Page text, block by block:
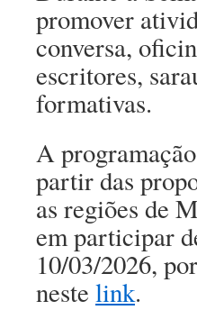
promover
conversa,
escritores,
formativas.
A
partir das
as regiões de
em participar
10/03/2026,
neste link.